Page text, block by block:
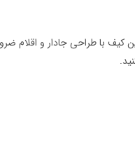
با طراحی جادار و اقلام